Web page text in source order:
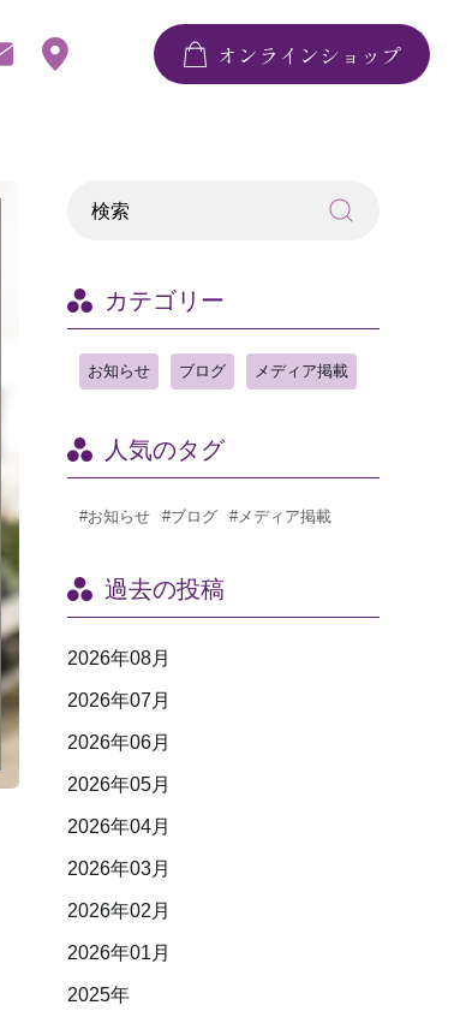
オンラインショップ
カテゴリー
お知らせ ブログ メディア掲載
人気のタグ
#お知らせ #ブログ #メディア掲載
過去の投稿
2026年08月
2026年07月
2026年06月
2026年05月
2026年04月
2026年03月
2026年02月
2026年01月
2025年